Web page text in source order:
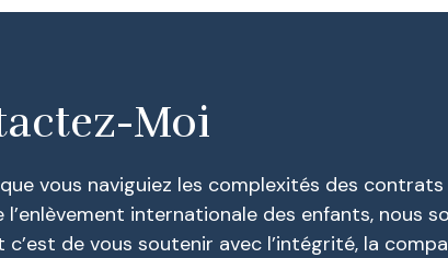
Moi
vous naviguiez les complexités des
internationale des enfants, nous
de vous soutenir avec l’intégrité, la